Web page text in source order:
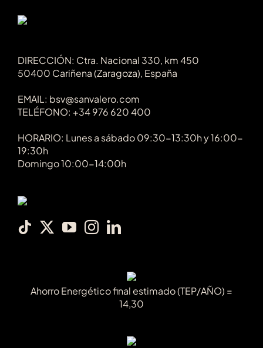
DIRECCIÓN: Ctra. Nacional 330, km 450
50400 Cariñena (Zaragoza), España
EMAIL: bsv@sanvalero.com
TELÉFONO: +34 976 620 400
HORARIO: Lunes a sábado 09:30-13:30h y 16:00-
19:30h
Domingo 10:00-14:00h
Ahorro Energético final estimado (TEP/AÑO) =
14,30